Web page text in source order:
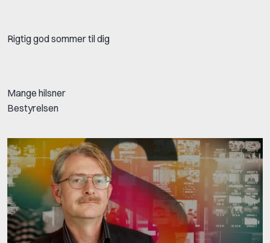
Rigtig god sommer til dig
Mange hilsner
Bestyrelsen